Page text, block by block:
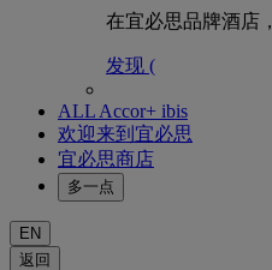
在宜必思品牌酒店，
发现 (
ALL Accor+ ibis
欢迎来到宜必思
宜必思商店
多一点
EN
返回